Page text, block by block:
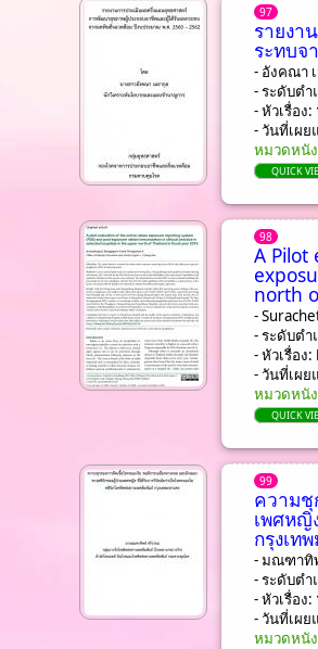
97
รายงา
ระทบจ
- อังคณา
- ระดับต
- หัวเรื่อง:
- วันที่เผ
หมวดหนั
QUICK
98
A Pilot
north
-
- ระดับต
- หัวเรื่อง:
- วันที่เผ
หมวดหนั
QUICK
99
ความชุ
เพศหญิ
กรุงเท
- มณฑาทิ
- ระดับต
- หัวเรื่อง:
- วันที่เผ
หมวดหนั